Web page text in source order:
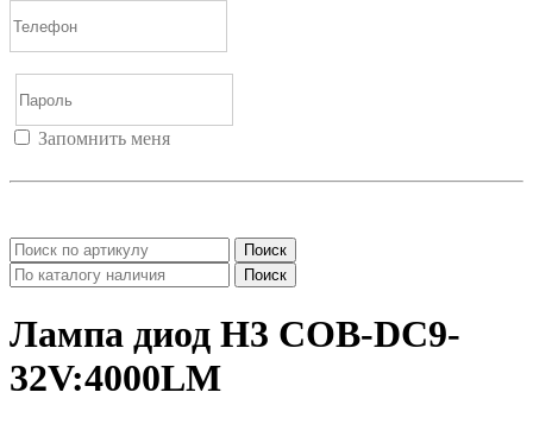
Запомнить меня
Поиск
Поиск
Лампа диод H3 COB-DC9-
32V:4000LM